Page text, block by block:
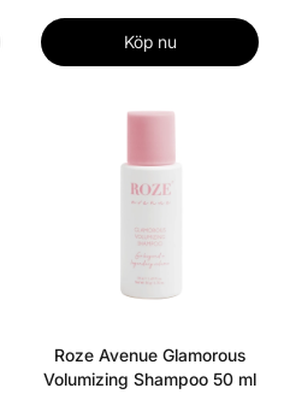
Köp nu
Roze Avenue Glamorous
Volumizing Shampoo 50 ml